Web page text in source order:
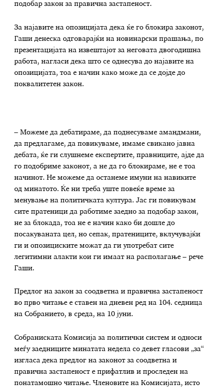
подобар закон за правична застапеност.
За најавите на опозицијата дека ќе го блокира законот,
Гаши денеска одговарајќи на новинарски прашања, по
презентацијата на извештајот за неговата двoгодишна
работа, нагласи дека што се однесува до најавите на
опозицијата, тоа е начин како може да се дојде до
поквалитетен закон.
– Можеме да дебатираме, да поднесуваме амандмани,
да предлагаме, да повикуваме, имаме свикано јавна
дебата, ќе ги слушнеме експертите, правниците, ајде да
го подобриме законот, а не да го блокираме, не е тоа
начинот. Не можеме да останеме имуни на навиките
од минатото. Ќе ни треба уште повеќе време за
менување на политичката култура. Јас ги повикувам
сите пратеници да работиме заедно за подобар закон,
не за блокада, тоа не е начин како би дошле до
посакуваната цел, но сепак, пратениците, вклучувајќи
ги и опозициските можат да ги употребат сите
легитимни алакти кои ги имаат на располагање – рече
Гаши.
Предлог на закон за соодветна и правична застапеност
во прво читање е ставен на дневен ред на 104. седница
на Собранието, в среда, на 10 јуни.
Собраниската Комисија за политички систем и односи
меѓу заедниците минатата недела со девет гласови „за“
изгласа дека предлог на законот за соодветна и
правична застапеност е прифатлив и проследен на
понатамошно читање. Членовите на Комисијата, исто